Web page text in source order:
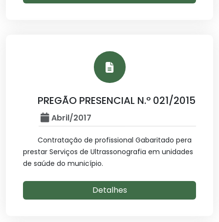
PREGÃO PRESENCIAL N.º 021/2015
Abril/2017
Contratação de profissional Gabaritado pera
prestar Serviços de Ultrassonografia em unidades
de saúde do município.
Detalhes